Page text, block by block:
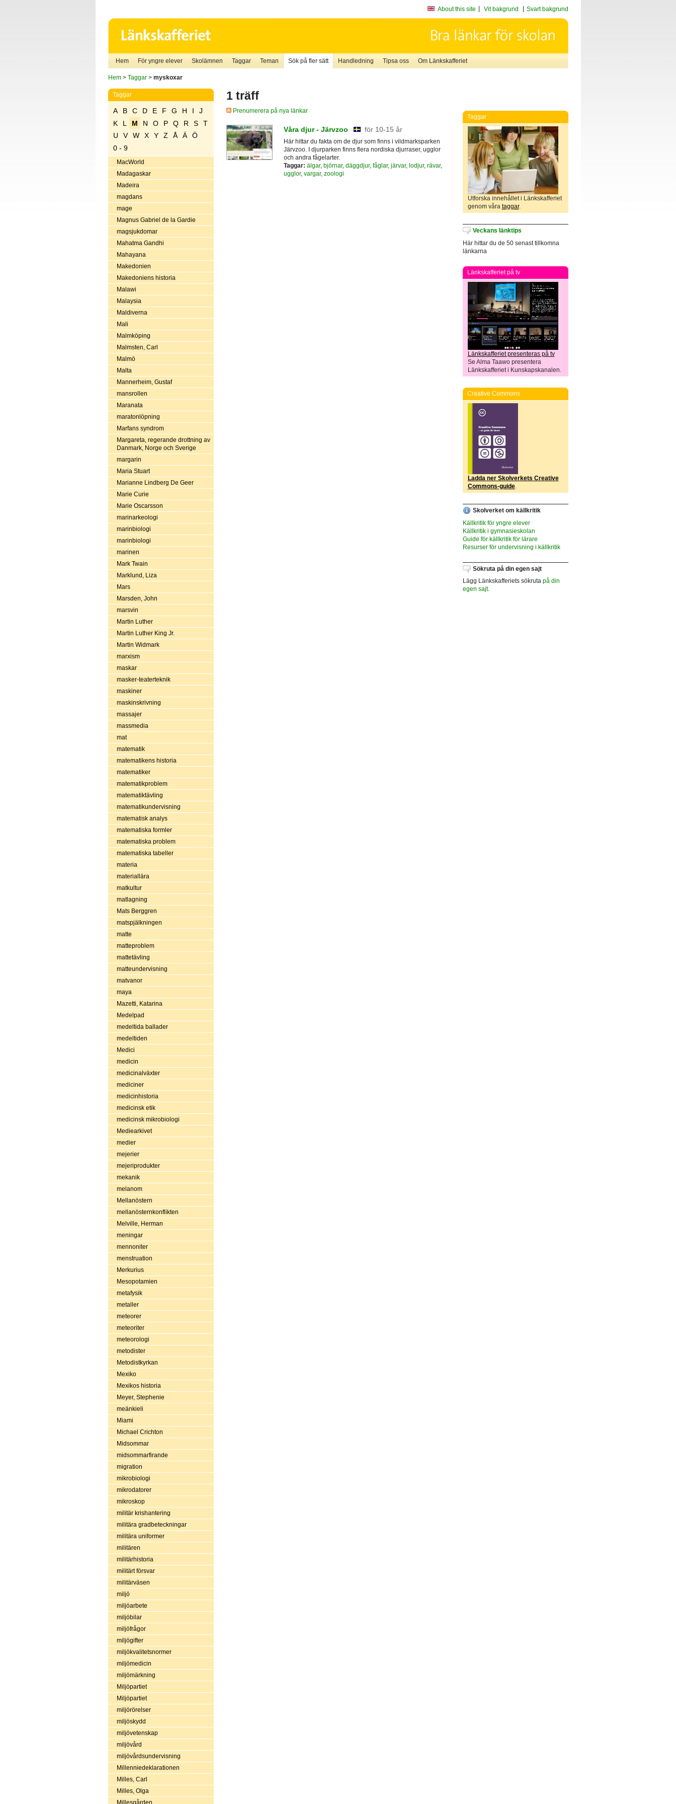
About this site Vit bakgrund Svart bakgrund
Hem För yngre elever Skolämnen Taggar Teman Sök på fler sätt Handledning Tipsa oss Om Länkskafferiet
Hem> Taggar> myskoxar
Taggar
A B C D E F G H I
J
K
L M N O P Q R S
T
U
V W X Y Z Å Ä
Ö
0 - 9
MacWorld
Madagaskar
Madeira
magdans
mage
Magnus Gabriel de la Gardie
magsjukdomar
Mahatma Gandhi
Mahayana
Makedonien
Makedoniens historia
Malawi
Malaysia
Maldiverna
Mali
Malmköping
Malmsten, Carl
Malmö
Malta
Mannerheim, Gustaf
mansrollen
Maranata
maratonlöpning
Marfans syndrom
Margareta, regerande drottning av
Danmark, Norge och Sverige
margarin
Maria Stuart
Marianne Lindberg De Geer
Marie Curie
Marie Oscarsson
marinarkeologi
marinbiologi
marinbiologi
marinen
Mark Twain
Marklund, Liza
Mars
Marsden, John
marsvin
Martin Luther
Martin Luther King Jr.
Martin Widmark
marxism
maskar
masker-teaterteknik
maskiner
maskinskrivning
massajer
massmedia
mat
matematik
matematikens historia
matematiker
matematikproblem
matematiktävling
matematikundervisning
matematisk analys
matematiska formler
matematiska problem
matematiska tabeller
materia
materiallära
matkultur
matlagning
Mats Berggren
matspjälkningen
matte
matteproblem
mattetävling
matteundervisning
matvanor
maya
Mazetti, Katarina
Medelpad
medeltida ballader
medeltiden
Medici
medicin
medicinalväxter
mediciner
medicinhistoria
medicinsk etik
medicinsk mikrobiologi
Mediearkivet
medier
mejerier
mejeriprodukter
mekanik
melanom
Mellanöstern
mellanösternkonflikten
Melville, Herman
meningar
mennoniter
menstruation
Merkurius
Mesopotamien
metafysik
metaller
meteorer
meteoriter
meteorologi
metodister
Metodistkyrkan
Mexiko
Mexikos historia
Meyer, Stephenie
meänkieli
Miami
Michael Crichton
Midsommar
midsommarfirande
migration
mikrobiologi
mikrodatorer
mikroskop
militär krishantering
militära gradbeteckningar
militära uniformer
militären
militärhistoria
militärt försvar
militärväsen
miljö
miljöarbete
miljöbilar
miljöfrågor
miljögifter
miljökvalitetsnormer
miljömedicin
miljömärkning
Miljöpartiet
Miljöpartiet
miljörörelser
miljöskydd
miljövetenskap
miljövård
miljövårdsundervisning
Millenniedeklarationen
Milles, Carl
Milles, Olga
Millesgården
1 träff
Prenumerera på nya länkar
Våra djur - Järvzoo för 10-15 år
Här hittar du fakta om de djur som finns i vildmarksparken
Järvzoo. I djurparken finns flera nordiska djurraser, ugglor
och andra fågelarter.
Taggar: älgar, björnar, däggdjur, fåglar, järvar, lodjur, rävar,
ugglor, vargar, zoologi
Taggar
Utforska innehållet i Länkskafferiet
genom våra taggar.
Veckans länktips
Här hittar du de 50 senast tillkomna
länkarna
Länkskafferiet på tv
Länkskafferiet presenteras på tv
Se Alma Taawo presentera
Länkskafferiet i Kunskapskanalen.
Creative Commons
Ladda ner Skolverkets Creative
Commons-guide.
Skolverket om källkritik
Källkritik för yngre elever
Källkritik i gymnasieskolan
Guide för källkritik för lärare
Resurser för undervisning i källkritik
Sökruta på din egen sajt
Lägg Länkskafferiets sökruta på din
egen sajt.